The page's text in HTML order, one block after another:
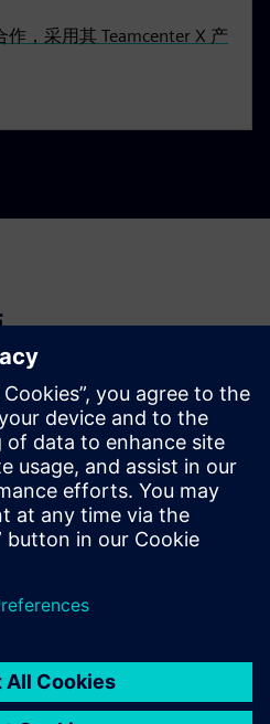
，采用其 Teamcenter X 产
标题。
press feature, images and